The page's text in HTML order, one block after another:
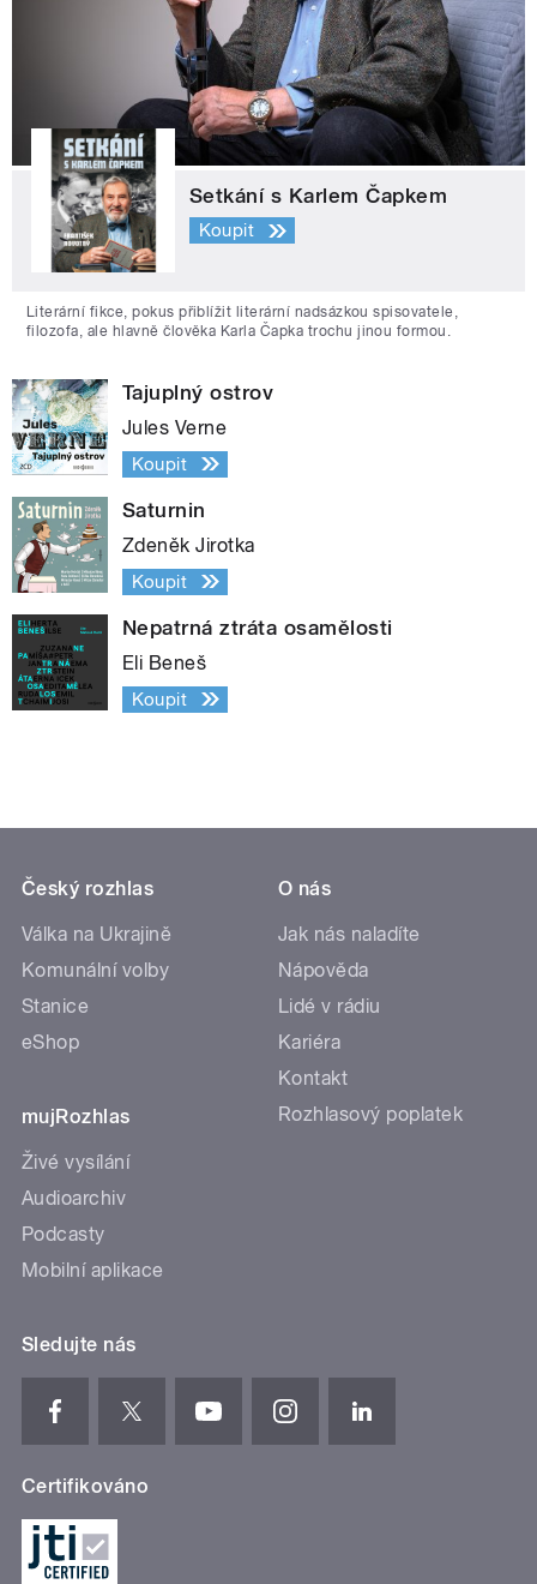
Setkání s Karlem Čapkem
Koupit
Literární fikce, pokus přiblížit literární nadsázkou spisovatele,
filozofa, ale hlavně člověka Karla Čapka trochu jinou formou.
Tajuplný ostrov
Jules Verne
Koupit
Saturnin
Zdeněk Jirotka
Koupit
Nepatrná ztráta osamělosti
Eli Beneš
Koupit
Český rozhlas
Válka na Ukrajině
Komunální volby
Stanice
eShop
mujRozhlas
Živé vysílání
Audioarchiv
Podcasty
Mobilní aplikace
O nás
Jak nás naladíte
Nápověda
Lidé v rádiu
Kariéra
Kontakt
Rozhlasový poplatek
Sledujte nás
Certifikováno